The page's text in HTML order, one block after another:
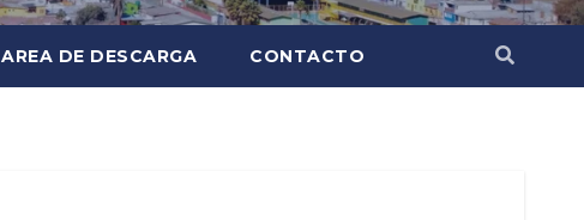
AREA DE DESCARGA CONTACTO